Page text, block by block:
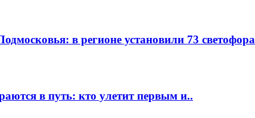
в регионе установили 73 светофора
в путь: кто улетит первым и..